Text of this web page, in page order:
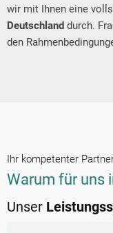
wir mit Ihnen eine
Deutschland durch.
den
Ihr kompetenter
Warum für uns
Unser